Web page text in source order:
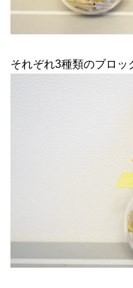
それぞれ3種類のブロッ